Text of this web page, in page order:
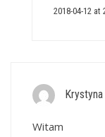
2018-04-12 at
Witam